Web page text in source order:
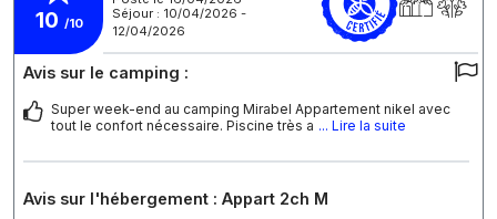
10 /10
Séjour : 10/04/2026 -
12/04/2026
Avis sur le camping :
Super week-end au camping Mirabel Appartement nikel avec
tout le confort nécessaire. Piscine très a ... Lire la suite
Avis sur l'hébergement : Appart 2ch M